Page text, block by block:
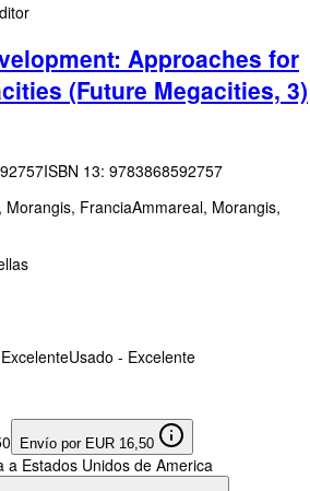
Approaches for
(Future Megacities, 3)
ISBN 13: 9783868592757
Morangis, FranciaAmmareal, Morangis,
Usado - Excelente
Envío por EUR 16,50
a Estados Unidos de America